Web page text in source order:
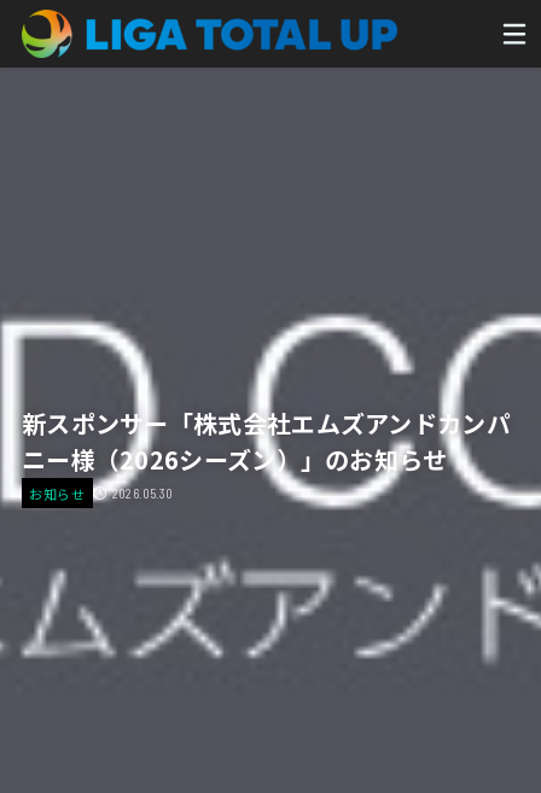
新スポンサー「株式会社エムズアンドカンパ
ニー様（2026シーズン）」のお知らせ
お知らせ 2026.05.30